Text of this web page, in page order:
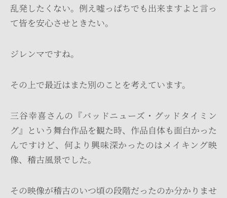
乱発したくない。例え嘘っぱちでも出来ますよと言っ
て皆を安心させときたい。
ジレンマですね。
その上で最近はまた別のことを考えています。
三谷幸喜さんの『バッドニューズ・グッドタイミン
グ』という舞台作品を観た時、作品自体も面白かった
んですけど、何より興味深かったのはメイキング映
像、稽古風景でした。
その映像が稽古のいつ頃の段階だったのか分かりませ